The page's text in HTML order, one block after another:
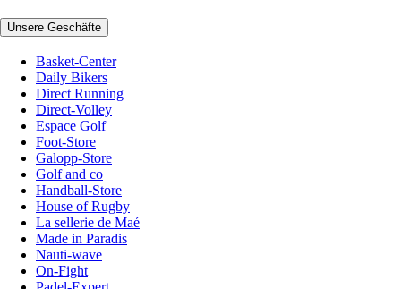
Unsere Geschäfte
Basket-Center
Daily Bikers
Direct Running
Direct-Volley
Espace Golf
Foot-Store
Galopp-Store
Golf and co
Handball-Store
House of Rugby
La sellerie de Maé
Made in Paradis
Nauti-wave
On-Fight